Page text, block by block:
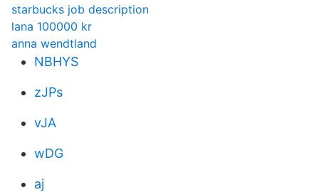
starbucks job description
lana 100000 kr
anna wendtland
NBHYS
zJPs
vJA
wDG
aj